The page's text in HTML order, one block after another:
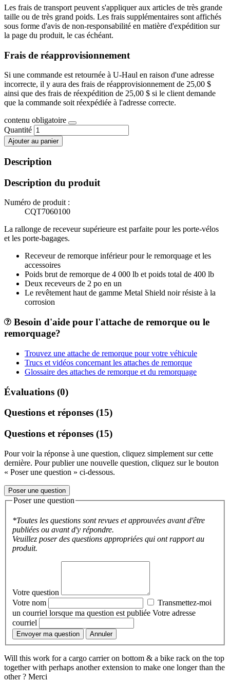
Les frais de transport peuvent s'appliquer aux articles de très grande
taille ou de très grand poids. Les frais supplémentaires sont affichés
sous forme d'avis de non-responsabilité en matière d'expédition sur
la page du produit, le cas échéant.
Frais de réapprovisionnement
Si une commande est retournée à U-Haul en raison d'une adresse
incorrecte, il y aura des frais de réapprovisionnement de 25,00 $
ainsi que des frais de réexpédition de 25,00 $ si le client demande
que la commande soit réexpédiée à l'adresse correcte.
contenu obligatoire
Quantité
Ajouter au panier
Description
Description du produit
Numéro de produit :
CQT7060100
La rallonge de receveur supérieure est parfaite pour les porte-vélos
et les porte-bagages.
Receveur de remorque inférieur pour le remorquage et les
accessoires
Poids brut de remorque de 4 000 lb et poids total de 400 lb
Deux receveurs de 2 po en un
Le revêtement haut de gamme Metal Shield noir résiste à la
corrosion
Besoin d'aide pour l'attache de remorque ou le
remorquage?
Trouvez une attache de remorque pour votre véhicule
Trucs et vidéos concernant les attaches de remorque
Glossaire des attaches de remorque et du remorquage
Évaluations (0)
Questions et réponses (15)
Questions et réponses (15)
Pour voir la réponse à une question, cliquez simplement sur cette
dernière. Pour publier une nouvelle question, cliquez sur le bouton
« Poser une question » ci-dessous.
Poser une question
Poser une question
*Toutes les questions sont revues et approuvées avant d'être
publiées ou avant d'y répondre.
Veuillez poser des questions appropriées qui ont rapport au
produit.
Votre question
Votre nom
Transmettez-moi
un courriel lorsque ma question est publiée Votre adresse
courriel
Envoyer ma question Annuler
Will this work for a cargo carrier on bottom & a bike rack on the top
together with perhaps another extension to make one longer than the
other ? Merci